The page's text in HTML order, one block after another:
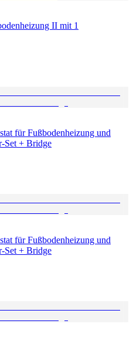
II mit 1
für Fußbodenheizung und
Set + Bridge
für Fußbodenheizung und
Set + Bridge